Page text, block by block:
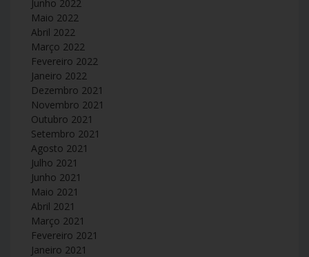
Junho 2022
Maio 2022
Abril 2022
Março 2022
Fevereiro 2022
Janeiro 2022
Dezembro 2021
Novembro 2021
Outubro 2021
Setembro 2021
Agosto 2021
Julho 2021
Junho 2021
Maio 2021
Abril 2021
Março 2021
Fevereiro 2021
Janeiro 2021